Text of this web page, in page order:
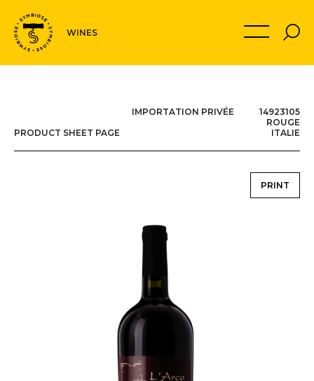
WINES
Navigation
secondaire
PRODUCT SHEET PAGE
IMPORTATION PRIVÉE 14923105
ROUGE
ITALIE
PRINT